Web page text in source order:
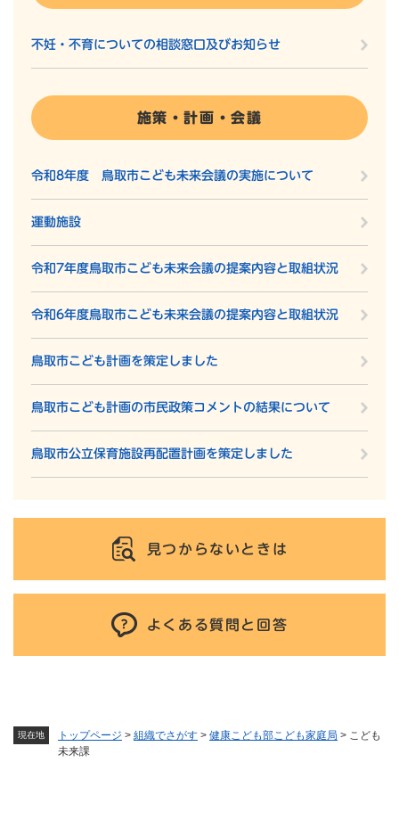
現在地 トップページ > 組織でさがす > 健康こども部こども家庭局 > こども
未来課
不妊・不育についての相談窓口及びお知らせ
施策・計画・会議
令和8年度 鳥取市こども未来会議の実施について
運動施設
令和7年度鳥取市こども未来会議の提案内容と取組状況
令和6年度鳥取市こども未来会議の提案内容と取組状況
鳥取市こども計画を策定しました
鳥取市こども計画の市民政策コメントの結果について
鳥取市公立保育施設再配置計画を策定しました
見つからないときは
よくある質問と回答